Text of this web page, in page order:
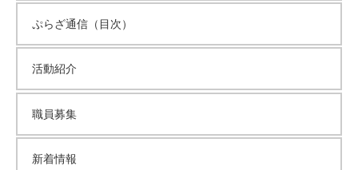
ぷらざ通信（目次）
活動紹介
職員募集
新着情報